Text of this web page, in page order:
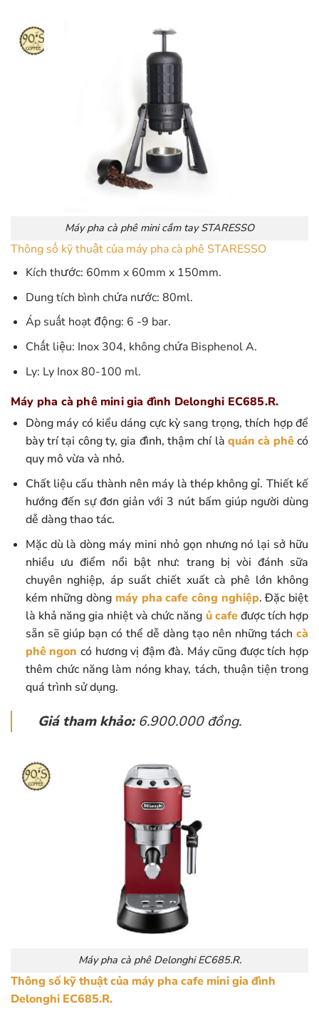
Máy pha cà phê mini cầm tay STARESSO
Thông số kỹ thuật của máy pha cà phê STARESSO
Kích thước: 60mm x 60mm x 150mm.
Dung tích bình chứa nước: 80ml.
Áp suất hoạt động: 6 -9 bar.
Chất liệu: Inox 304, không chứa Bisphenol A.
Ly: Ly Inox 80-100 ml.
Máy pha cà phê mini gia đình Delonghi EC685.R.
Dòng máy có kiểu dáng cực kỳ sang trọng, thích hợp để
bày trí tại công ty, gia đình, thậm chí là quán cà phêcó
quy mô vừa và nhỏ.
Chất liệu cấu thành nên máy là thép không gỉ. Thiết kế
hướng đến sự đơn giản với 3 nút bấm giúp người dùng
dễ dàng thao tác.
Mặc dù là dòng máy mini nhỏ gọn nhưng nó lại sở hữu
nhiều ưu điểm nổi bật như: trang bị vòi đánh sữa
chuyên nghiệp, áp suất chiết xuất cà phê lớn không
kém những dòng máy pha cafe công nghiệp. Đặc biệt
là khả năng gia nhiệt và chức năng ủ cafeđược tích hợp
sẵn sẽ giúp bạn có thể dễ dàng tạo nên những tách cà
phê ngon có hương vị đậm đà. Máy cũng được tích hợp
thêm chức năng làm nóng khay, tách, thuận tiện trong
quá trình sử dụng.
Giá tham khảo:6.900.000 đồng.
Máy pha cà phê Delonghi EC685.R.
Thông số kỹ thuật của máy pha cafe mini gia đình
Delonghi EC685.R.